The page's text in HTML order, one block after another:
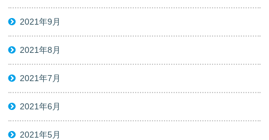
2021年9月
2021年8月
2021年7月
2021年6月
2021年5月